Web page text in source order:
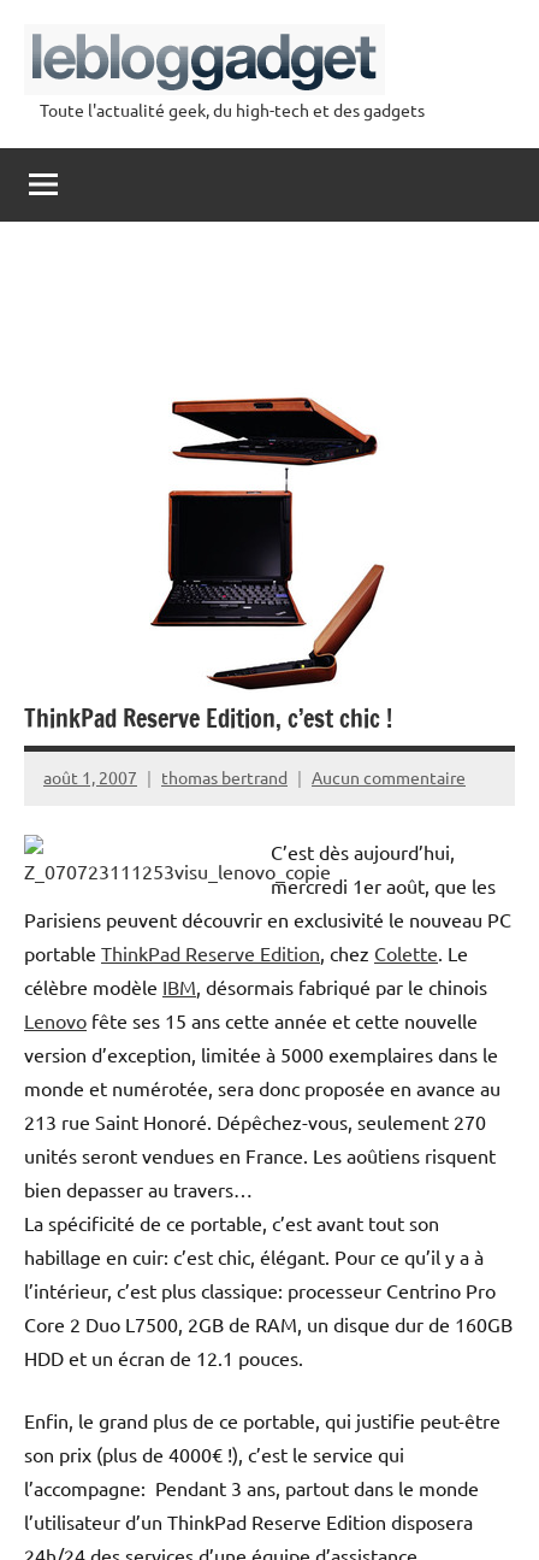
contenu
lebloggadget
Toute l'actualité geek, du high-tech et des gadgets
ThinkPad Reserve Edition, c’est chic !
août 1, 2007 thomas bertrand Aucun commentaire
C’est dès aujourd’hui,
mercredi 1er août, que les
Parisiens peuvent découvrir en exclusivité le nouveau PC
portable ThinkPad Reserve Edition , chez Colette . Le
célèbre modèle IBM , désormais fabriqué par le chinois
Lenovo fête ses 15 ans cette année et cette nouvelle
version d’exception, limitée à 5000 exemplaires dans le
monde et numérotée, sera donc proposée en avance au
213 rue Saint Honoré. Dépêchez-vous, seulement 270
unités seront vendues en France. Les aoûtiens risquent
bien depasser au travers…
La spécificité de ce portable, c’est avant tout son
habillage en cuir: c’est chic, élégant. Pour ce qu’il y a à
l’intérieur, c’est plus classique: processeur Centrino Pro
Core 2 Duo L7500, 2GB de RAM, un disque dur de 160GB
HDD et un écran de 12.1 pouces.
Enfin, le grand plus de ce portable, qui justifie peut-être
son prix (plus de 4000€ !), c’est le service qui
l’accompagne: Pendant 3 ans, partout dans le monde
l’utilisateur d’un ThinkPad Reserve Edition disposera
24h/24 des services d’une équipe d’assistance